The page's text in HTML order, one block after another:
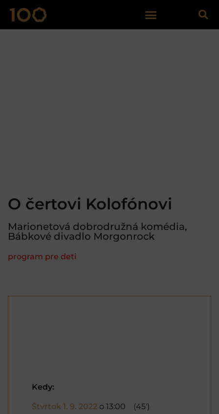
O čertovi Kolofónovi
Marionetová dobrodružná komédia,
Bábkové divadlo Morgonrock
program pre deti
Kedy:
Štvrtok 1. 9. 2022 o 13:00 (45')